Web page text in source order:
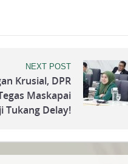
NEXT POST
Krusial, DPR
Maskapai
Tukang Delay!